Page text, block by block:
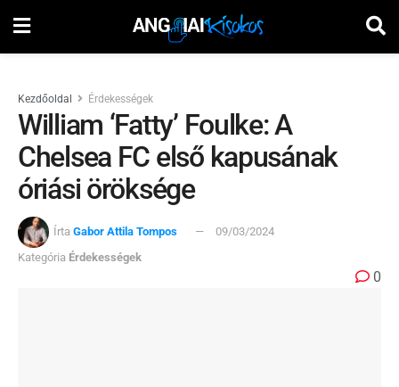
Kezdőoldal Érdekességek
William ‘Fatty’ Foulke: A
Chelsea FC első kapusának
óriási öröksége
Írta Gabor Attila Tompos
09/03/2024
Kategória Érdekességek
0